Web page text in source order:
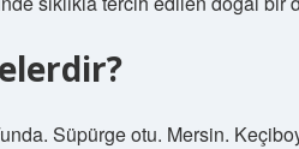
Süpürge otu. Mersin.